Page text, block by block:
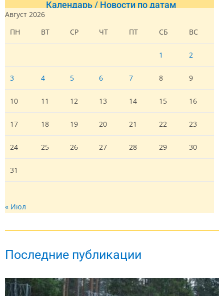
Календарь / Новости по датам
Август 2026
ПН
ВТ СР ЧТ ПТ СБ ВС
1 2
3 4 5 6 7 8 9
10 11 12 13 14 15 16
17 18 19 20 21 22 23
24 25 26 27 28 29 30
31
« Июл
Последние публикации